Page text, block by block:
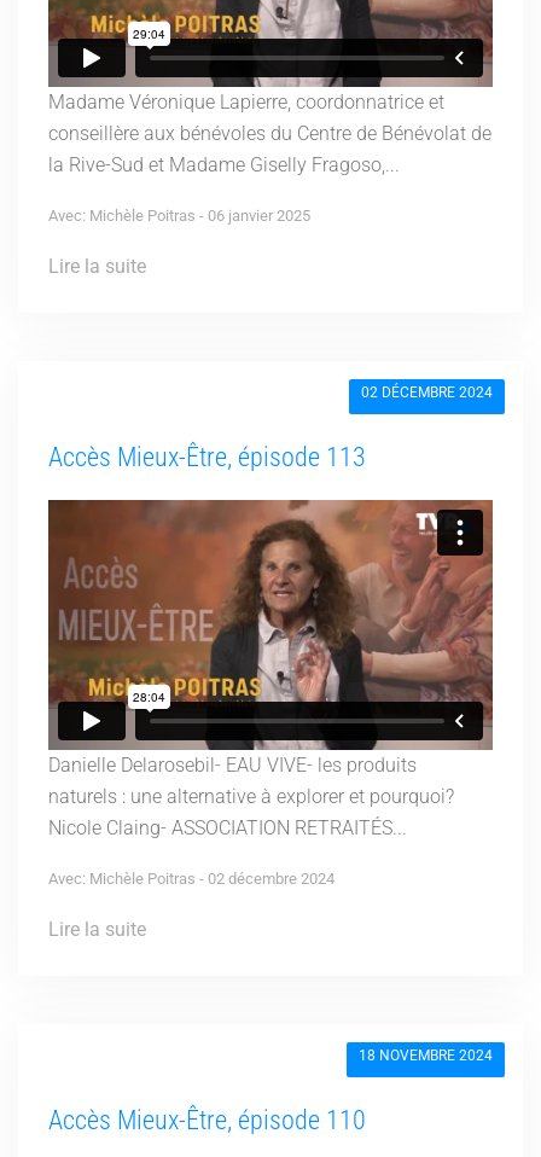
Madame Véronique Lapierre, coordonnatrice et
conseillère aux bénévoles du Centre de Bénévolat de
la Rive-Sud et Madame Giselly Fragoso,...
Avec: Michèle Poitras - 06 janvier 2025
Lire la suite
02 DÉCEMBRE 2024
Accès Mieux-Être, épisode 113
Danielle Delarosebil- EAU VIVE- les produits
naturels : une alternative à explorer et pourquoi?
Nicole Claing- ASSOCIATION RETRAITÉS...
Avec: Michèle Poitras - 02 décembre 2024
Lire la suite
18 NOVEMBRE 2024
Accès Mieux-Être, épisode 110